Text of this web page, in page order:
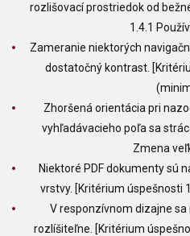
rozlišovací prostriedok od
1.4.1
Zameranie niektorých
dostatočný kontrast.
Zhoršená orientácia pri
vyhľadávacieho poľa sa
Zmena
Niektoré PDF dokumenty sú
vrstvy. [Kritérium úspešnosti
V responzívnom dizajne
rozlíšiteľne. [Kritérium